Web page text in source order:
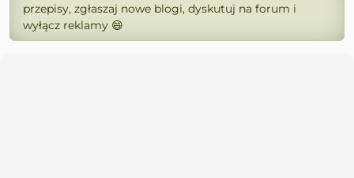
przepisy, zgłaszaj nowe blogi, dyskutuj na forum i
wyłącz reklamy 😄